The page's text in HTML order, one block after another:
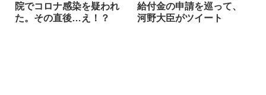
院でコロナ感染を疑われ
た。その直後…え！？
給付金の申請を巡って、
河野大臣がツイート